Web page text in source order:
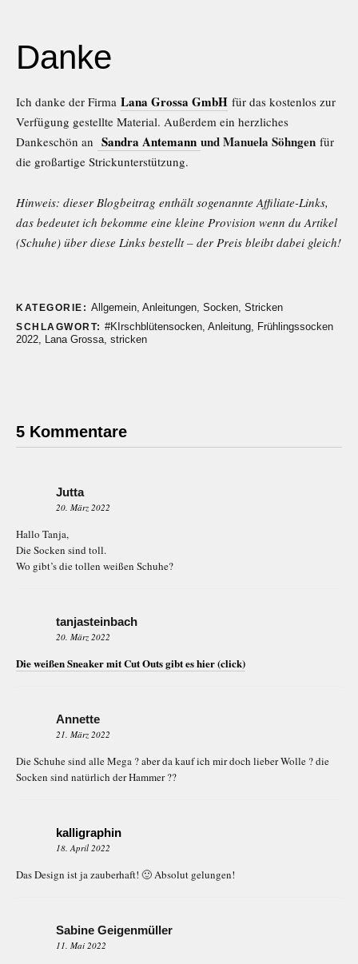
Danke
Ich danke der Firma Lana Grossa GmbH für das kostenlos zur
Verfügung gestellte Material. Außerdem ein herzliches
Dankeschön an Sandra Antemann und Manuela Söhngen für
die großartige Strickunterstützung.
Hinweis: dieser Blogbeitrag enthält sogenannte Affiliate-Links,
das bedeutet ich bekomme eine kleine Provision wenn du Artikel
(Schuhe) über diese Links bestellt – der Preis bleibt dabei gleich!
KATEGORIE: Allgemein, Anleitungen, Socken, Stricken
SCHLAGWORT: #KIrschblütensocken, Anleitung, Frühlingssocken
2022, Lana Grossa, stricken
5 Kommentare
Jutta
20. März 2022
Hallo Tanja,
Die Socken sind toll.
Wo gibt’s die tollen weißen Schuhe?
tanjasteinbach
20. März 2022
Die weißen Sneaker mit Cut Outs gibt es hier (click)
Annette
21. März 2022
Die Schuhe sind alle Mega ? aber da kauf ich mir doch lieber Wolle ? die
Socken sind natürlich der Hammer ??
kalligraphin
18. April 2022
Das Design ist ja zauberhaft! 🙂 Absolut gelungen!
Sabine Geigenmüller
11. Mai 2022